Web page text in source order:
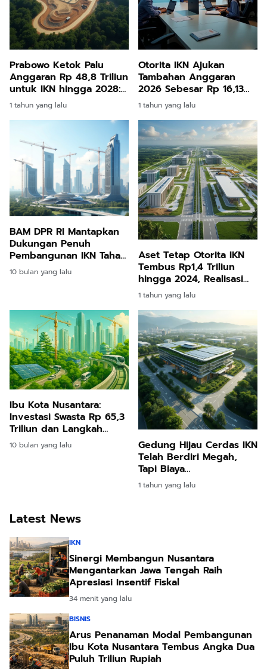
Prabowo Ketok Palu
Anggaran Rp 48,8 Triliun
untuk IKN hingga 2028:
Target Besar, Taruhan
Masa Depan Nusantara
1 tahun yang lalu
Otorita IKN Ajukan
Tambahan Anggaran
2026 Sebesar Rp 16,13
Triliun: Fokus pada
Pembangunan Tahap
Dua dan Penataan
Ekosistem Pemerintahan
Baru
1 tahun yang lalu
BAM DPR RI Mantapkan
Dukungan Penuh
Pembangunan IKN Tahap
II, Target Rampung 2027
10 bulan yang lalu
Aset Tetap Otorita IKN
Tembus Rp1,4 Triliun
hingga 2024, Realisasi
Anggaran Capai 93
Persen: Fondasi Finansial
Nusantara Makin Kokoh
1 tahun yang lalu
Ibu Kota Nusantara:
Investasi Swasta Rp 65,3
Triliun dan Langkah
Menuju Kota Masa Depan
10 bulan yang lalu
Gedung Hijau Cerdas IKN
Telah Berdiri Megah,
Tapi Biaya
Pemeliharaannya
Miliaran: Tahap Baru Ibu
1 tahun yang lalu
Latest News
IKN
Sinergi Membangun Nusantara
Mengantarkan Jawa Tengah Raih
Apresiasi Insentif Fiskal
34 menit yang lalu
BISNIS
Arus Penanaman Modal Pembangunan
Ibu Kota Nusantara Tembus Angka Dua
Puluh Triliun Rupiah